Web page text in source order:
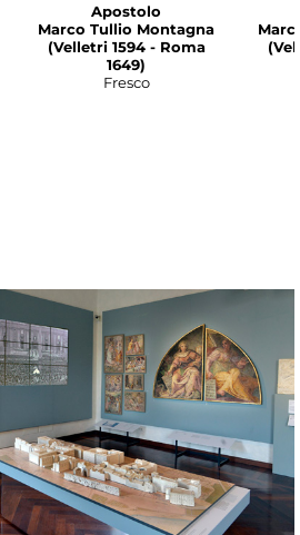
Apostolo
Marco Tullio Montagna
(Velletri 1594 - Roma
1649)
Fresco